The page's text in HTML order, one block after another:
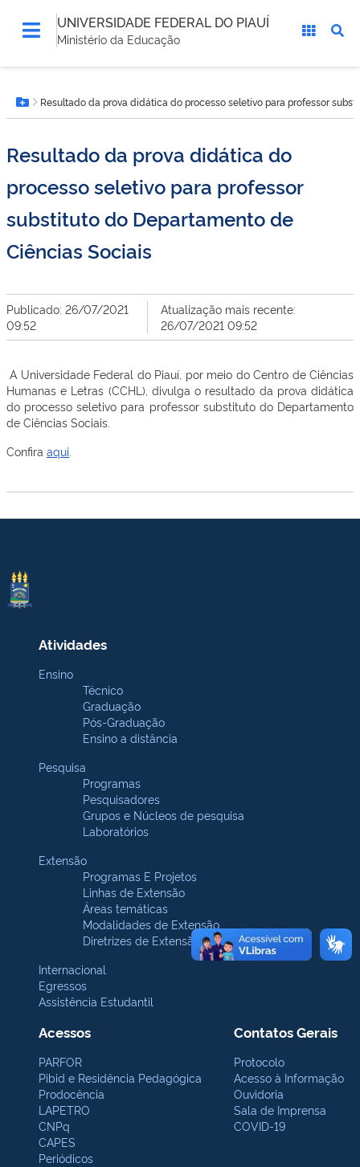
UNIVERSIDADE FEDERAL DO PIAUÍ
Ministério da Educação
está
aqui:Botão Menu
Resultado da prova didática do processo seletivo para professor
Resultado da prova didática do
processo seletivo para professor
substituto do Departamento de
Ciências Sociais
Publicado: 26/07/2021
09:52
Atualização mais recente:
26/07/2021 09:52
A Universidade Federal do Piauí, por meio do Centro de Ciências
Humanas e Letras (CCHL), divulga o resultado da prova didática
do processo seletivo para professor substituto do Departamento
de Ciências Sociais.
Confira aqui
Atividades
Ensino
Técnico
Graduação
Pós-Graduação
Ensino a distância
Pesquisa
Programas
Pesquisadores
Grupos e Núcleos de pesquisa
Laboratórios
Extensão
Programas E Projetos
Linhas de Extensão
Áreas temáticas
Modalidades de Extensão
Diretrizes de Extensão
Internacional
Egressos
Assistência Estudantil
Acessos
PARFOR
Pibid e Residência Pedagógica
Prodocência
LAPETRO
CNPq
CAPES
Periódicos
Contatos Gerais
Protocolo
Acesso à Informação
Ouvidoria
Sala de Imprensa
COVID-19